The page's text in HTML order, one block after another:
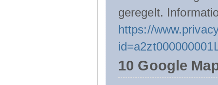
geregelt.
https://
10 Google